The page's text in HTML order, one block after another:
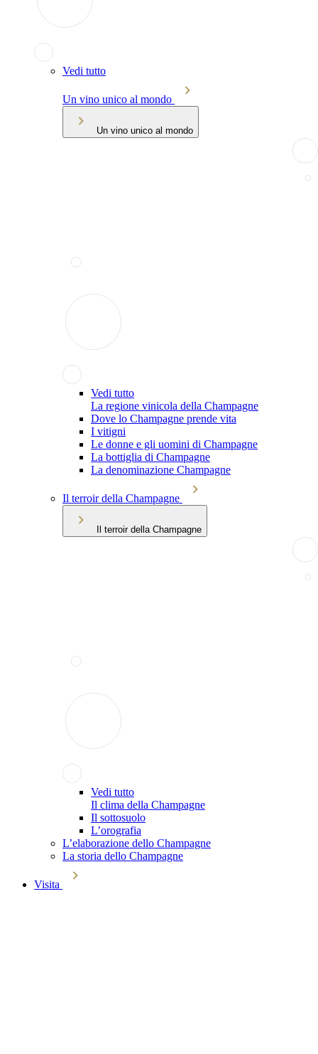
Vedi tutto
Un vino unico al mondo
Un vino unico al mondo
Vedi tutto
La regione vinicola della Champagne
Dove lo Champagne prende vita
I vitigni
Le donne e gli uomini di Champagne
La bottiglia di Champagne
La denominazione Champagne
Il terroir della Champagne
Il terroir della Champagne
Vedi tutto
Il clima della Champagne
Il sottosuolo
L’orografia
L’elaborazione dello Champagne
La storia dello Champagne
Visita